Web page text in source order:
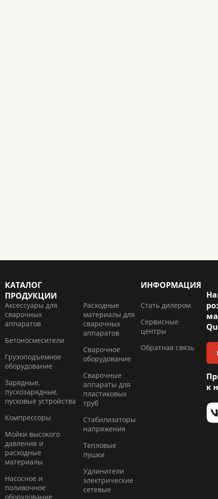
КАТАЛОГ
ПРОДУКЦИИ
Аксессуары для
сварочных
аппаратов
Бетоносмесители
Грузоподъемное
оборудование
Зарядные,
пускозарядные,
пусковые устройства
Компресcоры
Мойки высокого
давления и
расходные
материалы
Насосное и
поливочное
оборудование
Расходные
материалы для
сварочных
аппаратов
Сварочное
оборудование
Сварочные
аппараты для
пластиковых
труб
Стабилизаторы
напряжения
Тепловые
пушки
Удлинители
электрические
сетевые
ИНФОРМАЦИЯ
Стать дилером
Сервисные
центры
Обратная связь
к